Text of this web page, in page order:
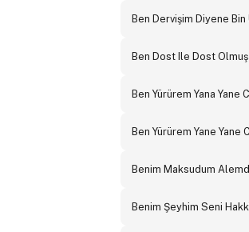
Ben Dervişim Diyene
Ben Dost Ile Dost
Ben Yürürem Yana Yane
Ben Yürürem Yane
Benim Maksudum
Benim Şeyhim Seni